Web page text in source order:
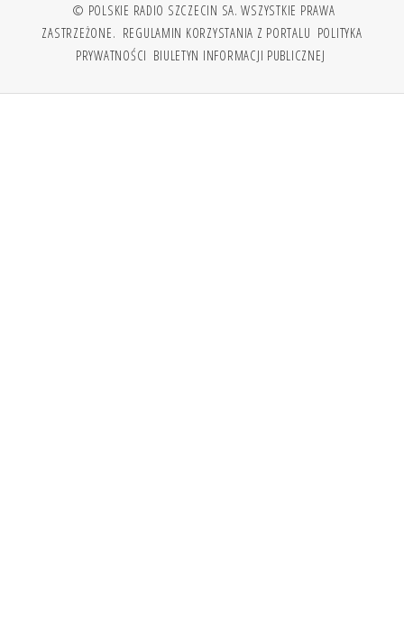
© POLSKIE RADIO SZCZECIN SA. WSZYSTKIE PRAWA
ZASTRZEŻONE. REGULAMIN KORZYSTANIA Z PORTALU POLITYKA
PRYWATNOŚCI BIULETYN INFORMACJI PUBLICZNEJ